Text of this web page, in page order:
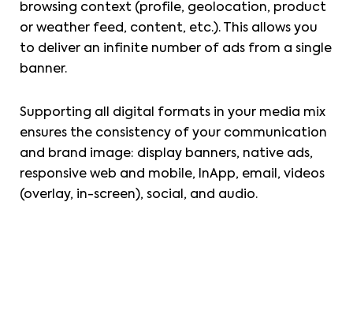
browsing context (profile, geolocation, product
or weather feed, content, etc.). This allows you
to deliver an infinite number of ads from a single
banner.
Supporting all digital formats in your media mix
ensures the consistency of your communication
and brand image: display banners, native ads,
responsive web and mobile, InApp, email, videos
(overlay, in-screen), social, and audio.